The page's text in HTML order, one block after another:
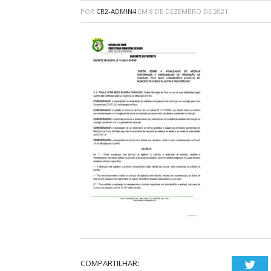
POR CR2-ADMIN4 EM 8 DE DEZEMBRO DE 2021
COMPARTILHAR: